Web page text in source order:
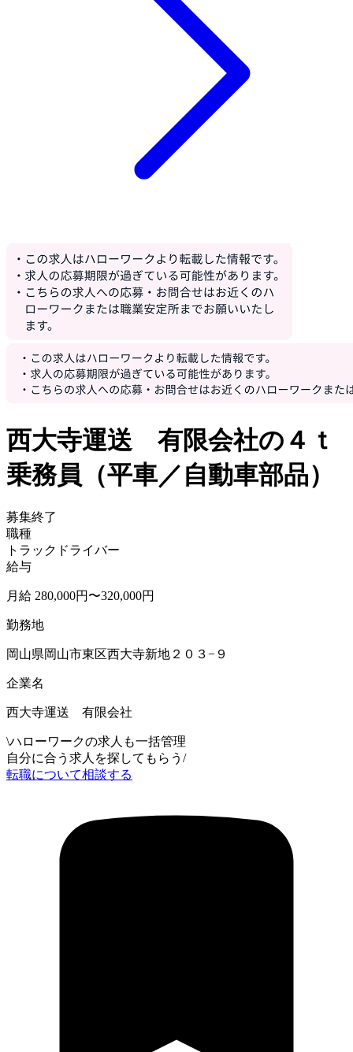
西大寺運送 有限会社の４ｔ
乗務員（平車／自動車部品）
募集終了
職種
トラックドライバー
給与
月給 280,000円〜320,000円
勤務地
岡山県岡山市東区西大寺新地２０３−９
企業名
西大寺運送 有限会社
\ハローワークの求人も一括管理
自分に合う求人を探してもらう /
転職について相談する